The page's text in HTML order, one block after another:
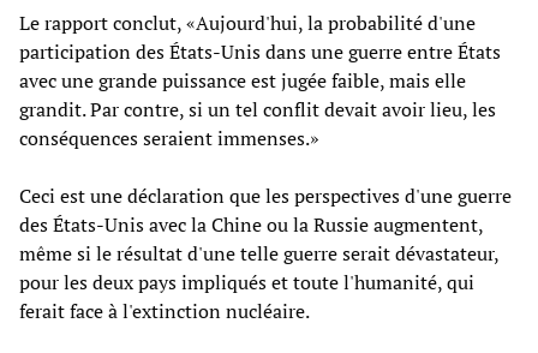
Le rapport conclut, «Aujourd'hui, la probabilité d'une
participation des États-Unis dans une guerre entre États
avec une grande puissance est jugée faible, mais elle
grandit. Par contre, si un tel conflit devait avoir lieu, les
conséquences seraient immenses.»
Ceci est une déclaration que les perspectives d'une guerre
des États-Unis avec la Chine ou la Russie augmentent,
même si le résultat d'une telle guerre serait dévastateur,
pour les deux pays impliqués et toute l'humanité, qui
ferait face à l'extinction nucléaire.